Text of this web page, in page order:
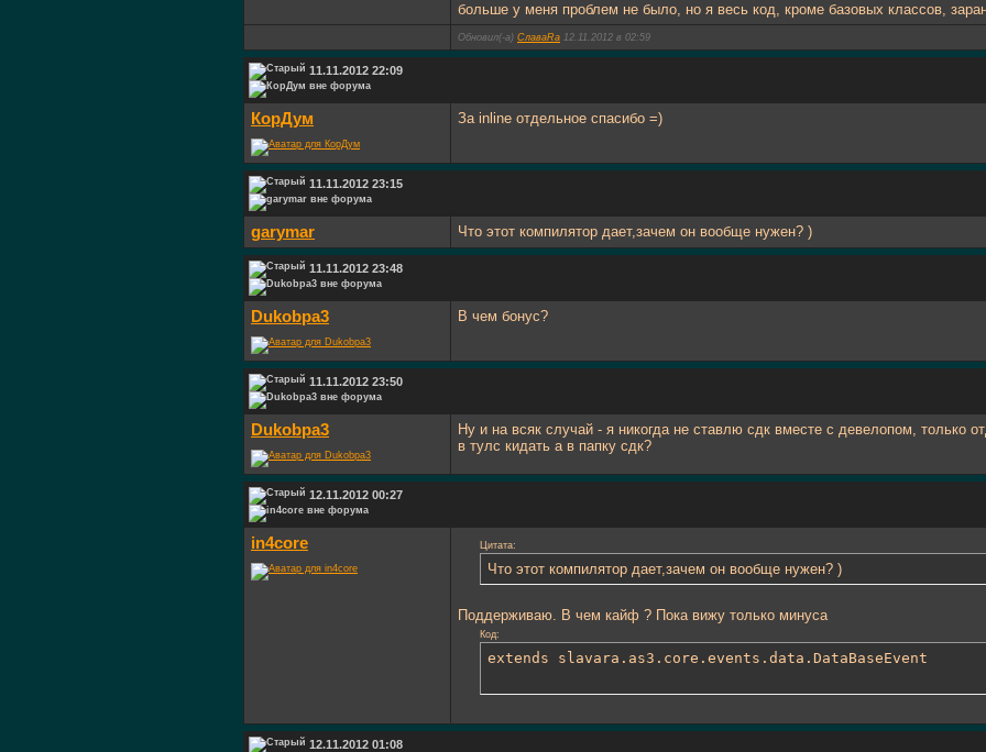
больше у меня проблем не было, но я весь код, кроме базовых классов,
Обновил(-а) СлаваRa 12.11.2012 в 02:59
11.11.2012 22:09
КорДум За inline отдельное спасибо =)
11.11.2012 23:15
garymar Что этот компилятор дает,зачем он вообще нужен? )
11.11.2012 23:48
Dukobpa3 В чем бонус?
11.11.2012 23:50
Dukobpa3
Ну и на всяк случай - я никогда не ставлю сдк вместе с девелопом, только
в тулс кидать а в папку сдк?
12.11.2012 00:27
in4core Цитата:
Что этот компилятор дает,зачем он вообще нужен? )
Поддерживаю. В чем кайф ? Пока вижу только минуса
Код:
extends slavara.as3.core.events.data.DataBaseEvent
12.11.2012 01:08